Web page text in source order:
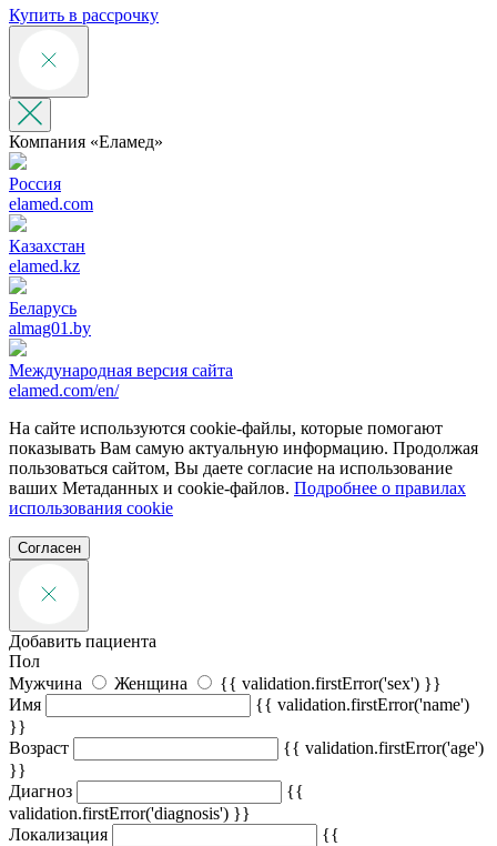
Купить в рассрочку
Компания «‎Еламед»
Россия
elamed.com
Казахстан
elamed.kz
Беларусь
almag01.by
Международная версия сайта
elamed.com/en/
На сайте используются cookie-файлы, которые помогают
показывать Вам самую актуальную информацию. Продолжая
пользоваться сайтом, Вы даете согласие на использование
ваших Метаданных и cookie-файлов. Подробнее о правилах
использования cookie
Согласен
Добавить пациента
Пол
Мужчина
Женщина
{{ validation.firstError('sex') }}
Имя
{{ validation.firstError('name')
}}
Возраст
{{ validation.firstError('age')
}}
Диагноз
{{
validation.firstError('diagnosis') }}
Локализация
{{